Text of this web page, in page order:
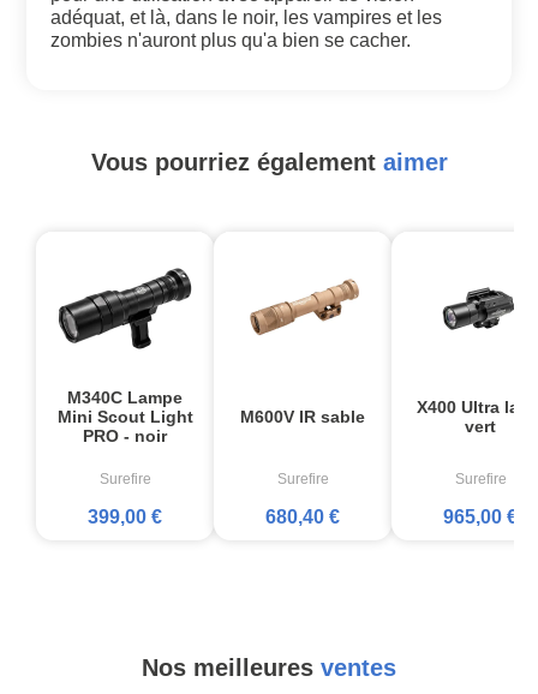
adéquat, et là, dans le noir, les vampires et les
zombies n'auront plus qu'a bien se cacher.
Vous pourriez également aimer
M340C Lampe
Mini Scout Light
PRO - noir
Surefire
399,00 €
M600V IR sable
Surefire
680,40 €
X400 Ultra
vert
Surefire
965,00 €
Nos meilleures ventes